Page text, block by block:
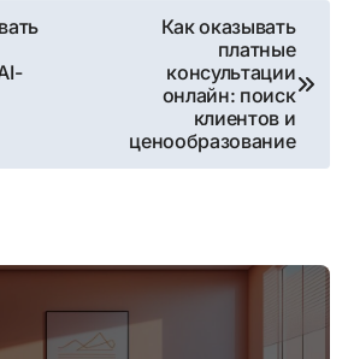
Как оказывать
платные
консультации
онлайн: поиск
клиентов и
ценообразование